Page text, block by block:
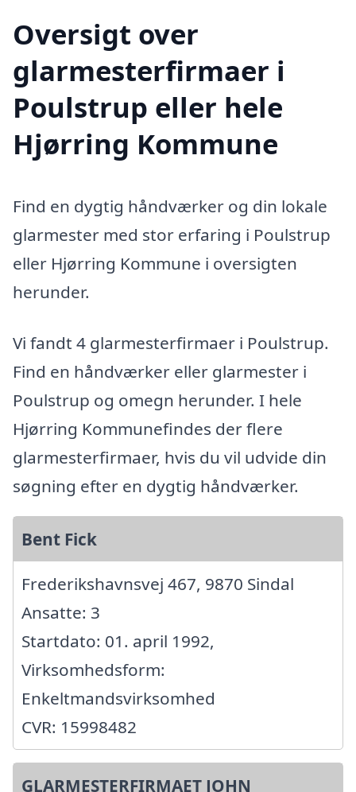
Oversigt over
glarmesterfirmaer i
Poulstrup eller hele
Hjørring Kommune
Find en dygtig håndværker og din lokale
glarmester med stor erfaring i Poulstrup
eller Hjørring Kommune i oversigten
herunder.
Vi fandt 4 glarmesterfirmaer i Poulstrup.
Find en håndværker eller glarmester i
Poulstrup og omegn herunder. I hele
Hjørring Kommunefindes der flere
glarmesterfirmaer, hvis du vil udvide din
søgning efter en dygtig håndværker.
Bent Fick
Frederikshavnsvej 467, 9870 Sindal
Ansatte: 3
Startdato: 01. april 1992,
Virksomhedsform:
Enkeltmandsvirksomhed
CVR: 15998482
GLARMESTERFIRMAET JOHN